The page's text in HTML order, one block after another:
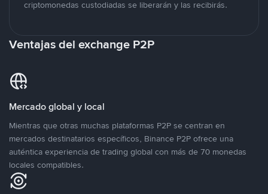
criptomonedas custodiadas se liberarán y las recibirás.
Ventajas del exchange P2P
Mercado global y local
Mientras que otras muchas plataformas P2P se centran en
mercados destinatarios específicos, Binance P2P ofrece una
auténtica experiencia de trading global con más de 70 monedas
locales compatibles.